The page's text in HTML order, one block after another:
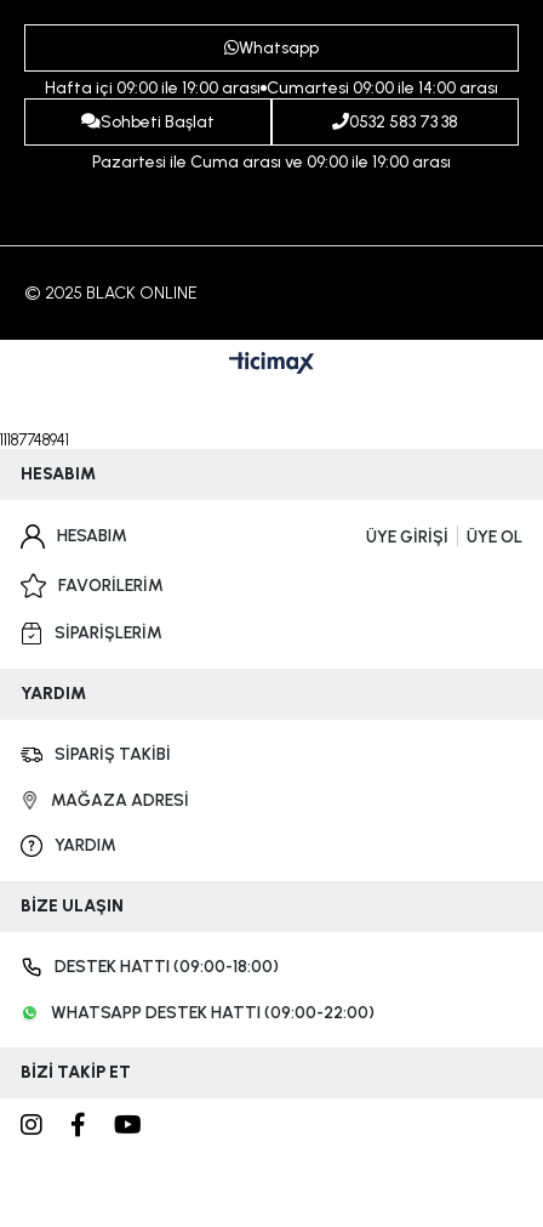
Ödeme ve Teslimat Koşulları
İptal ve İade Koşulları
İndirim
Whatsapp
Hafta içi 09:00 ile 19:00 arası Cumartesi 09:00 ile 14:00 arası
Sohbeti Başlat
0532 583 73 38
Pazartesi ile Cuma arası ve 09:00 ile 19:00 arası
© 2025 BLACK ONLINE
11187748941
HESABIM
HESABIM ÜYE GİRİŞİ ÜYE OL
FAVORİLERİM
SİPARİŞLERİM
YARDIM
SİPARİŞ TAKİBİ
MAĞAZA ADRESİ
YARDIM
BİZE ULAŞIN
DESTEK HATTI (09:00-18:00)
WHATSAPP DESTEK HATTI (09:00-22:00)
BİZİ TAKİP ET